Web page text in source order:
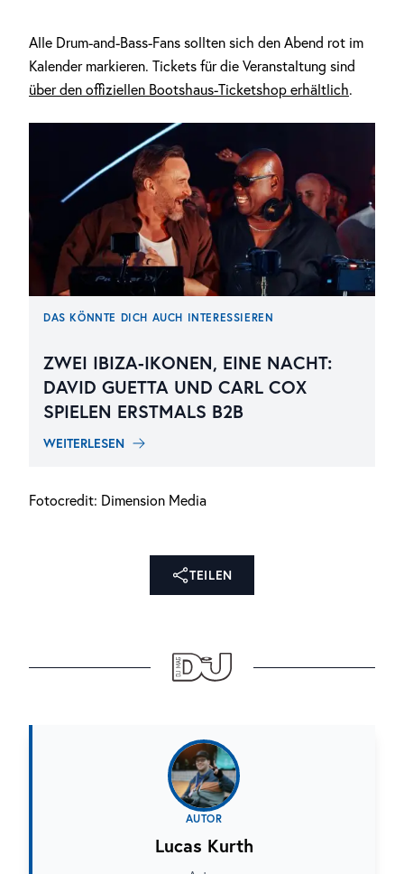
Alle Drum-and-Bass-Fans sollten sich den Abend rot im
Kalender markieren. Tickets für die Veranstaltung sind
über den offiziellen Bootshaus-Ticketshop erhältlich.
DAS KÖNNTE DICH AUCH INTERESSIEREN
ZWEI IBIZA-IKONEN, EINE NACHT:
DAVID GUETTA UND CARL COX
SPIELEN ERSTMALS B2B
WEITERLESEN
Fotocredit: Dimension Media
TEILEN
AUTOR
Lucas Kurth